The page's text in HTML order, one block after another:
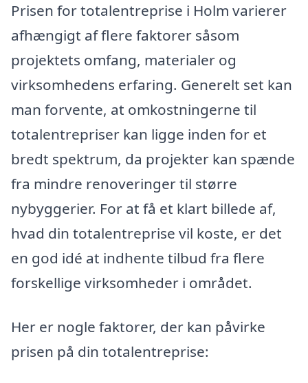
Prisen for totalentreprise i Holm varierer
afhængigt af flere faktorer såsom
projektets omfang, materialer og
virksomhedens erfaring. Generelt set kan
man forvente, at omkostningerne til
totalentrepriser kan ligge inden for et
bredt spektrum, da projekter kan spænde
fra mindre renoveringer til større
nybyggerier. For at få et klart billede af,
hvad din totalentreprise vil koste, er det
en god idé at indhente tilbud fra flere
forskellige virksomheder i området.
Her er nogle faktorer, der kan påvirke
prisen på din totalentreprise: